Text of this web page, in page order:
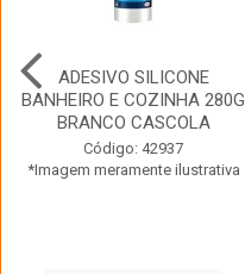
ADESIVO SILICONE
BANHEIRO E COZINHA 280G
BRANCO CASCOLA
Código: 42937
*Imagem meramente ilustrativa